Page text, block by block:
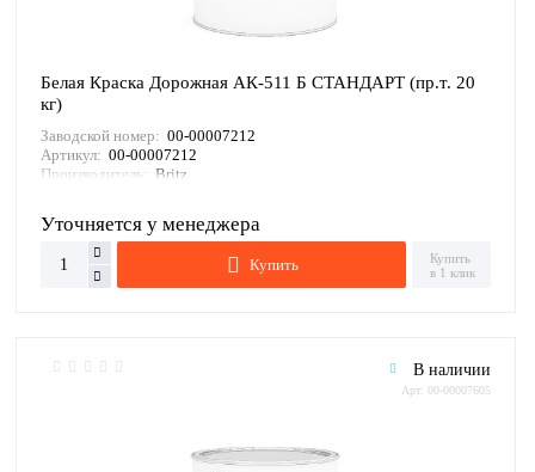
Белая Краска Дорожная АК-511 Б СТАНДАРТ (пр.т. 20
кг)
Заводской номер: 00-00007212
Артикул: 00-00007212
Производитель: Britz
Уточняется у менеджера
Купить
Купить
в 1 клик
В наличии
Арт: 00-00007605